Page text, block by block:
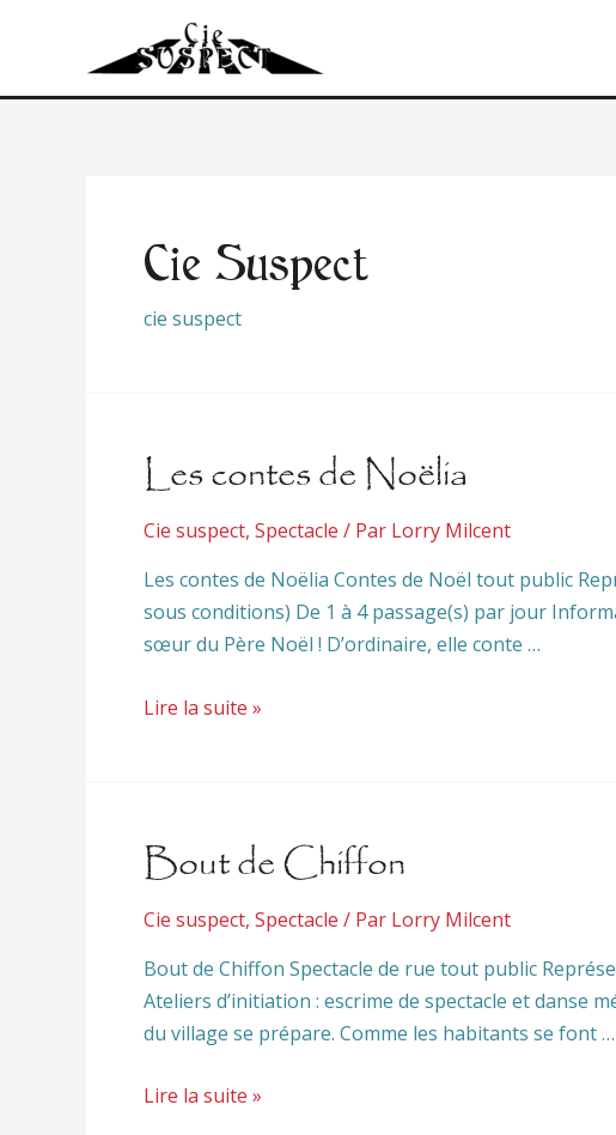
Cie Suspect
cie suspect
Les contes de Noëlia
Cie suspect, Spectacle / Par Lorry Milcent
Les contes de Noëlia Contes de Noël tout public
sous conditions) De 1 à 4 passage(s) par jour
sœur du Père Noël ! D’ordinaire, elle conte …
Lire la suite »
Bout de Chiffon
Cie suspect, Spectacle / Par Lorry Milcent
Bout de Chiffon Spectacle de rue tout public
Ateliers d’initiation : escrime de spectacle et danse
du village se prépare. Comme les habitants se font …
Lire la suite »